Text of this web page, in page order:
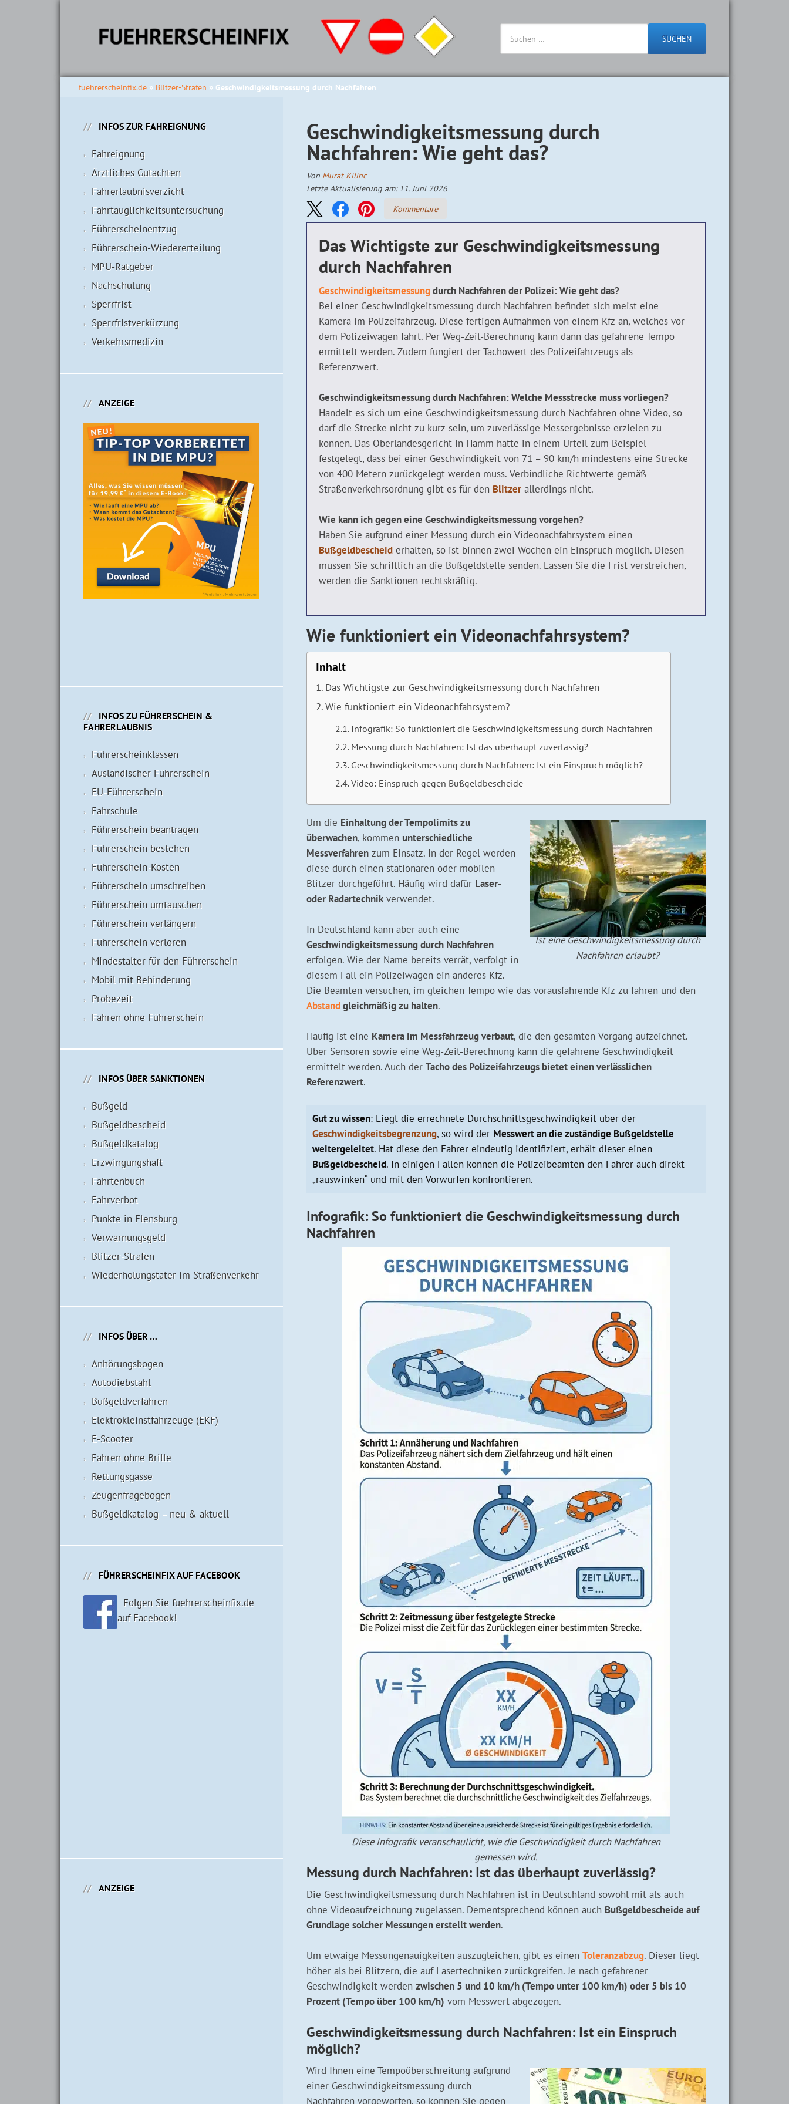
SUCHEN
fuehrerscheinfix.de Blitzer-Strafen Geschwindigkeitsmessung durch Nachfahren
Geschwindigkeitsmessung durch
Nachfahren: Wie geht das?
Von Murat Kilinc
Letzte Aktualisierung am: 11. Juni 2026
Kommentare
Das Wichtigste zur Geschwindigkeitsmessung
durch Nachfahren
Geschwindigkeitsmessungdurch Nachfahren der Polizei: Wie geht das?
Bei einer Geschwindigkeitsmessung durch Nachfahren befindet sich meist eine
Kamera im Polizeifahrzeug. Diese fertigen Aufnahmen von einem Kfz an, welches vor
dem Polizeiwagen fährt. Per Weg-Zeit-Berechnung kann dann das gefahrene Tempo
ermittelt werden. Zudem fungiert der Tachowert des Polizeifahrzeugs als
Referenzwert.
Geschwindigkeitsmessung durch Nachfahren: Welche Messstrecke muss vorliegen?
Handelt es sich um eine Geschwindigkeitsmessung durch Nachfahren ohne Video, so
darf die Strecke nicht zu kurz sein, um zuverlässige Messergebnisse erzielen zu
können. Das Oberlandesgericht in Hamm hatte in einem Urteil zum Beispiel
festgelegt, dass bei einer Geschwindigkeit von 71 – 90 km/h mindestens eine Strecke
von 400 Metern zurückgelegt werden muss. Verbindliche Richtwerte gemäß
Straßenverkehrsordnung gibt es für den Blitzer allerdings nicht.
Wie kann ich gegen eine Geschwindigkeitsmessung vorgehen?
Haben Sie aufgrund einer Messung durch ein Videonachfahrsystem einen
Bußgeldbescheid erhalten, so ist binnen zwei Wochen ein Einspruch möglich. Diesen
müssen Sie schriftlich an die Bußgeldstelle senden. Lassen Sie die Frist verstreichen,
werden die Sanktionen rechtskräftig.
Wie funktioniert ein Videonachfahrsystem?
Inhalt
Das Wichtigste zur Geschwindigkeitsmessung durch Nachfahren
Wie funktioniert ein Videonachfahrsystem?
Infografik: So funktioniert die Geschwindigkeitsmessung durch Nachfahren
Messung durch Nachfahren: Ist das überhaupt zuverlässig?
Geschwindigkeitsmessung durch Nachfahren: Ist ein Einspruch möglich?
Video: Einspruch gegen Bußgeldbescheide
Ist eine Geschwindigkeitsmessung durch
Nachfahren erlaubt?
Um die Einhaltung der Tempolimits zu
überwachen, kommen unterschiedliche
Messverfahren zum Einsatz. In der Regel werden
diese durch einen stationären oder mobilen
Blitzer durchgeführt. Häufig wird dafür Laser-
oder Radartechnikverwendet.
In Deutschland kann aber auch eine
Geschwindigkeitsmessung durch Nachfahren
erfolgen. Wie der Name bereits verrät, verfolgt in
diesem Fall ein Polizeiwagen ein anderes Kfz.
Die Beamten versuchen, im gleichen Tempo wie das vorausfahrende Kfz zu fahren und den
Abstandgleichmäßig zu halten.
Häufig ist eine Kamera im Messfahrzeug verbaut, die den gesamten Vorgang aufzeichnet.
Über Sensoren sowie eine Weg-Zeit-Berechnung kann die gefahrene Geschwindigkeit
ermittelt werden. Auch der Tacho des Polizeifahrzeugs bietet einen verlässlichen
Referenzwert.
Gut zu wissen: Liegt die errechnete Durchschnittsgeschwindigkeit über der
Geschwindigkeitsbegrenzung, so wird der Messwert an die zuständige Bußgeldstelle
weitergeleitet. Hat diese den Fahrer eindeutig identifiziert, erhält dieser einen
Bußgeldbescheid. In einigen Fällen können die Polizeibeamten den Fahrer auch direkt
„rauswinken“ und mit den Vorwürfen konfrontieren.
Infografik: So funktioniert die Geschwindigkeitsmessung durch
Nachfahren
Diese Infografik veranschaulicht, wie die Geschwindigkeit durch Nachfahren
gemessen wird.
Messung durch Nachfahren: Ist das überhaupt zuverlässig?
Die Geschwindigkeitsmessung durch Nachfahren ist in Deutschland sowohl mit als auch
ohne Videoaufzeichnung zugelassen. Dementsprechend können auch Bußgeldbescheide auf
Grundlage solcher Messungen erstellt werden.
Um etwaige Messungenauigkeiten auszugleichen, gibt es einen Toleranzabzug. Dieser liegt
höher als bei Blitzern, die auf Lasertechniken zurückgreifen. Je nach gefahrener
Geschwindigkeit werden zwischen 5 und 10 km/h (Tempo unter 100 km/h) oder 5 bis 10
Prozent (Tempo über 100 km/h) vom Messwert abgezogen.
Geschwindigkeitsmessung durch Nachfahren: Ist ein Einspruch
möglich?
Wird Ihnen eine Tempoüberschreitung aufgrund
einer Geschwindigkeitsmessung durch
Nachfahren vorgeworfen, so können Sie gegen
INFOS ZUR FAHREIGNUNG
Fahreignung
Ärztliches Gutachten
Fahrerlaubnisverzicht
Fahrtauglichkeits­untersuchung
Führerscheinentzug
Führerschein-Wiedererteilung
MPU-Ratgeber
Nachschulung
Sperrfrist
Sperrfristverkürzung
Verkehrsmedizin
ANZEIGE
INFOS ZU FÜHRERSCHEIN &
FAHRERLAUBNIS
Führerschein­klassen
Ausländischer Führerschein
EU-Führerschein
Fahrschule
Führerschein beantragen
Führerschein bestehen
Führerschein-Kosten
Führerschein umschreiben
Führerschein umtauschen
Führerschein verlängern
Führerschein verloren
Mindestalter für den Führerschein
Mobil mit Behinderung
Probezeit
Fahren ohne Führerschein
INFOS ÜBER SANKTIONEN
Bußgeld
Bußgeldbescheid
Bußgeldkatalog
Erzwingungshaft
Fahrtenbuch
Fahrverbot
Punkte in Flensburg
Verwarnungsgeld
Blitzer-Strafen
Wiederholungstäter im Straßenverkehr
INFOS ÜBER …
Anhörungsbogen
Autodiebstahl
Bußgeldverfahren
Elektrokleinstfahrzeuge (EKF)
E-Scooter
Fahren ohne Brille
Rettungsgasse
Zeugenfragebogen
Bußgeldkatalog – neu & aktuell
FÜHRERSCHEINFIX AUF FACEBOOK
Folgen Sie fuehrerscheinfix.de
auf Facebook!
ANZEIGE